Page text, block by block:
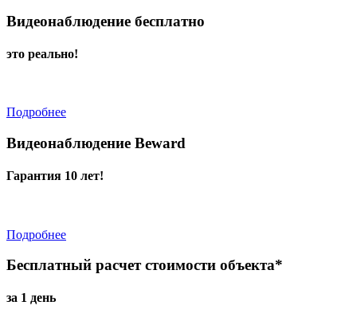
Видеонаблюдение бесплатно
это реально!
Подробнее
Видеонаблюдение Beward
Гарантия 10 лет!
Подробнее
Бесплатный расчет стоимости объекта*
за 1 день